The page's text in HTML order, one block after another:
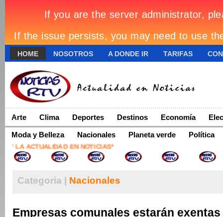
HOME NOSOTROS A DONDE IR TARIFAS
Arte Clima Deportes Destinos Economía
Moda y Belleza Nacionales Planeta verde Política
ACTUALIDAD EN NOTICIAS*
Categoria | Nacionales
Empresas comunales estarán